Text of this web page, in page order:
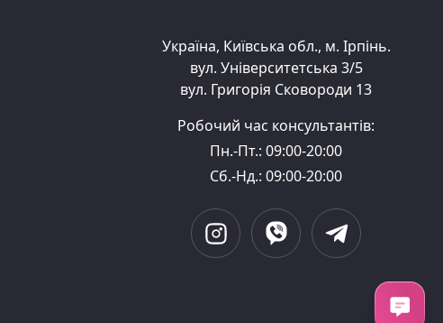
Україна, Київська обл., м. Ірпінь.
вул. Університетська 3/5
вул. Григорія Сковороди 13
Робочий час консультантів:
Пн.-Пт.: 09:00-20:00
Сб.-Нд.: 09:00-20:00